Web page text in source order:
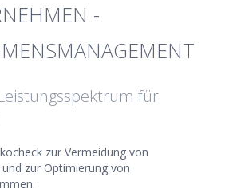
-
für
zur Vermeidung von
zur Optimierung von